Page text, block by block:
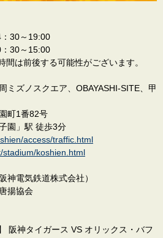
30～19:00
30～15:00
は前後する可能性がございます。
ミズノスクエア、OBAYASHI-SITE、甲
町1番82号
園」駅 徒歩3分
access/traffic.html
koshien.html
神電気鉄道株式会社）
揚協会
阪神タイガース VS オリックス・バフ